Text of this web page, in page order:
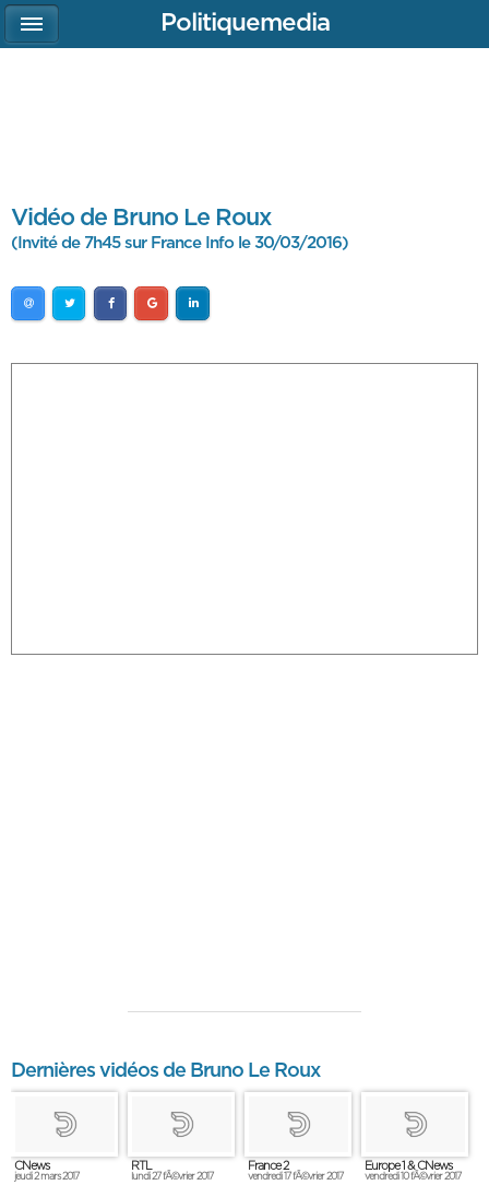
Vidéo de Bruno Le Roux
(Invité de 7h45 sur France Info le 30/03/2016)
Dernières vidéos de Bruno Le Roux
CNews
jeudi 2 mars 2017
RTL
lundi 27 fÃ©vrier 2017
France 2
vendredi 17 fÃ©vrier 2017
Europe 1 & CNews
vendredi 10 fÃ©vrier 2017
Politiquemedia